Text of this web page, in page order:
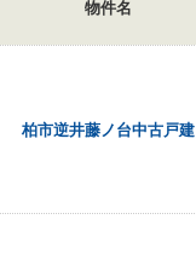
物件名
柏市逆井藤ノ台中古戸建